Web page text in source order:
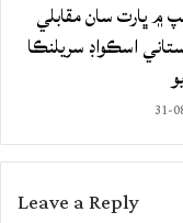
۾ ڀارت سان مقابلي
اسڪواڊ سريلنڪا
31-
Leave a Reply